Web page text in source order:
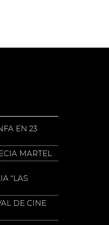
EN 23
MARTEL
“LAS
DE CINE